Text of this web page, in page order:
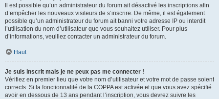
Il est possible qu’un administrateur du forum ait désactivé les inscriptions afin
d’empêcher les nouveaux visiteurs de s’inscrire. De même, il est également
possible qu’un administrateur du forum ait banni votre adresse IP ou interdit
l’utilisation du nom d’utilisateur que vous souhaitez utiliser. Pour plus
d’informations, veuillez contacter un administrateur du forum.
Haut
Je suis inscrit mais je ne peux pas me connecter !
Vérifiez en premier lieu que votre nom d’utilisateur et votre mot de passe soient
corrects. Si la fonctionnalité de la COPPA est activée et que vous avez spécifié
avoir en dessous de 13 ans pendant l’inscription, vous devrez suivre les